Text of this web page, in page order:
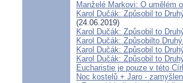
Manželé Markovi: O umělém
Karol Dučák: Způsobil to
(24.06.2019)
Karol Dučák: Způsobil to
Karol Dučák: Způsobilto
Karol Dučák: Způsobil to
Karol Dučák: Způsobil to
Eucharistie je pouze v této
Noc kostelů + Jaro -